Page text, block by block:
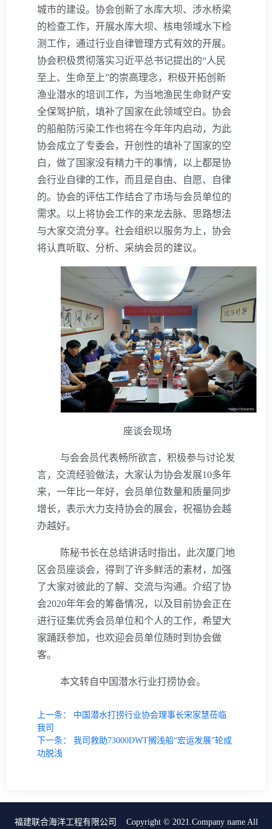
城市的建设。协会创新了水库大坝、涉水桥梁
的检查工作，开展水库大坝、核电领域水下检
测工作，通过行业自律管理方式有效的开展。
协会积极贯彻落实习近平总书记提出的“人民
至上、生命至上”的崇高理念，积极开拓创新
渔业潜水的培训工作，为当地渔民生命财产安
全保驾护航，填补了国家在此领域空白。协会
的船舶防污染工作也将在今年年内启动，为此
协会成立了专委会，开创性的填补了国家的空
白，做了国家没有精力干的事情，以上都是协
会行业自律的工作，而且是自由、自愿、自律
的。协会的评估工作结合了市场与会员单位的
需求。以上将协会工作的来龙去脉、思路想法
与大家交流分享。社会组织以服务为上，协会
将认真听取、分析、采纳会员的建议。
座谈会现场
与会会员代表畅所欲言，积极参与讨论发
言，交流经验做法，大家认为协会发展10多年
来，一年比一年好，会员单位数量和质量同步
增长，表示大力支持协会的展会，祝福协会越
办越好。
陈秘书长在总结讲话时指出，此次厦门地
区会员座谈会，得到了许多鲜活的素材，加强
了大家对彼此的了解、交流与沟通。介绍了协
会2020年年会的筹备情况，以及目前协会正在
进行征集优秀会员单位和个人的工作，希望大
家踊跃参加，也欢迎会员单位随时到协会做
客。
本文转自中国潜水行业打捞协会。
上一条：
中国潜水打捞行业协会理事长宋家慧莅临
我司
下一条：
我司救助73000DWT搁浅船“宏运发展”轮成
功脱浅
福建联合海洋工程有限公司 Copyright © 2021.Company name All